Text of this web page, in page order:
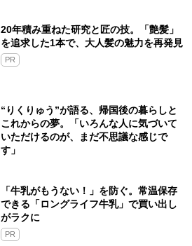
20年積み重ねた研究と匠の技。「艶髪」
を追求した1本で、大人髪の魅力を再発見
PR
“りくりゅう”が語る、帰国後の暮らしと
これからの夢。「いろんな人に気づいて
いただけるのが、まだ不思議な感じで
す」
「牛乳がもうない！」を防ぐ。常温保存
できる「ロングライフ牛乳」で買い出し
がラクに
PR